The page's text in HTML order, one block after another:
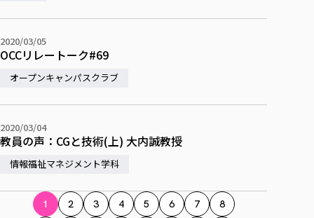
2020/03/05
OCCリレートーク#69
オープンキャンパスクラブ
2020/03/04
教員の声：CGと技術(上) 大内誠教授
情報福祉マネジメント学科
1 2 3 4 5 6 7
8